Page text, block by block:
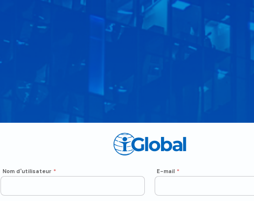
Nom d'utilisateur * E-mail *